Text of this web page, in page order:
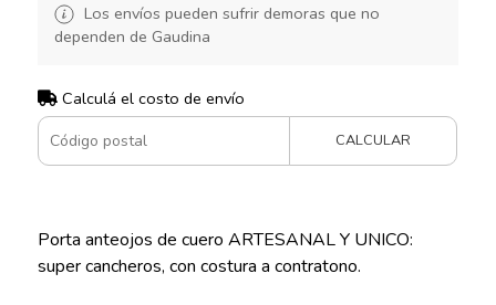
Los envíos pueden sufrir demoras que no
dependen de Gaudina
Calculá el costo de envío
CALCULAR
Porta anteojos de cuero ARTESANAL Y UNICO:
super cancheros, con costura a contratono.